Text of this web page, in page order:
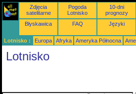
Zdjęcia
satelitarne
Pogoda
Lotnisko
10-dni
prognozy
Błyskawica
FAQ Języki
Lotnisko : Europa Afryka Ameryka Północna
Lotnisko